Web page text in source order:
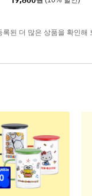
록된 더 많은 상품을 확인해